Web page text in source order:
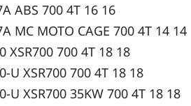
ABS 700 4T 16 16
MC MOTO CAGE 700 4T 14 14
XSR700 700 4T 18 18
U XSR700 700 4T 18 18
U XSR700 35KW 700 4T 18 18